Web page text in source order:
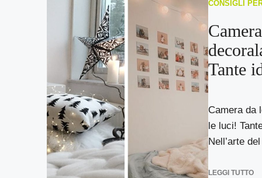
CONSIGLI
Tante
Camera da
le luci!
Nell’arte
LEGGI TUTTO